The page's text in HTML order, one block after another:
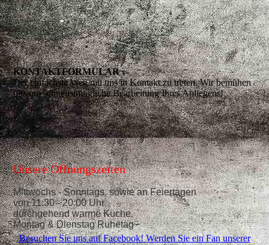
KONTAKTFORMULAR
Der einfachste Weg mit uns in Kontakt zu treten. Wir bemühen
uns um schnellstmögliche Bearbeitung Ihres Anliegens!
Unsere Öffnungszeiten
Mittwochs - Sonntags, sowie an Feiertagen
von 11:30 - 20:00 Uhr
durchgehend warme Küche.
Montag & Dienstag Ruhetag
Besuchen Sie uns auf Facebook! Werden Sie ein Fan unserer